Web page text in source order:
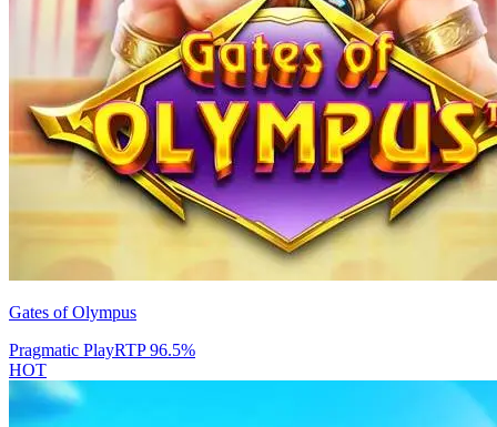
Gates of Olympus
Pragmatic PlayRTP96.5%
HOT